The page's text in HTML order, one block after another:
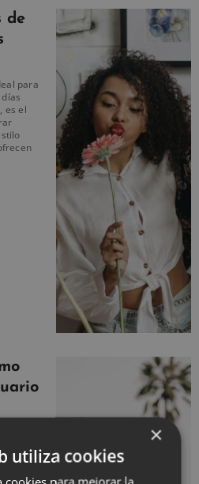
de
para
es el
única
libre de
×
utiliza cookies